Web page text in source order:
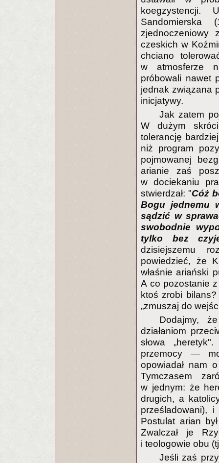
koegzystencji.
zjednoczeniowy
czeskich w
chciano
w atmosferze
próbowali nawet
jednak związana
inicjatywy.
Jak zatem
W dużym
tolerancję
niż program
pojmowanej
arianie zaś
w dociekaniu
stwierdzał: "Cóż
Bogu jednemu
sądzić w
swobodnie
tylko bez
dzisiejszemu
powiedzieć, że
właśnie ariański
A co pozostanie
ktoś zrobi
„zmuszaj do
Dodajmy,
działaniom
słowa
przemocy —
opowiadał nam
Tymczasem
w jednym: że
drugich, a
prześladowani),
Postulat arian
Zwalczał je
i teologowie obu
Jeśli zaś